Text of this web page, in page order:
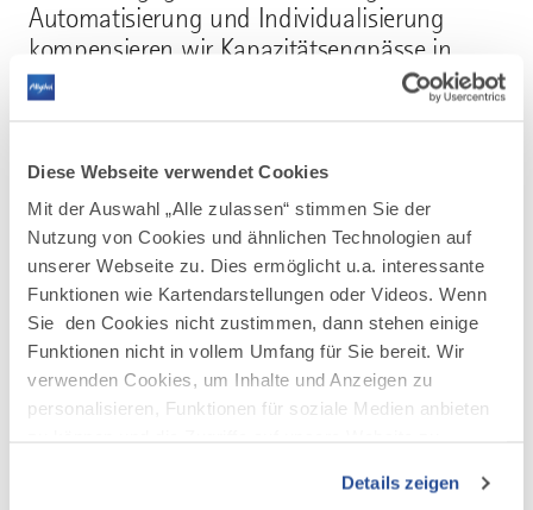
Diese Webseite verwendet Cookies
Mit der Auswahl „Alle zulassen“ stimmen Sie der
Nutzung von Cookies und ähnlichen Technologien auf
unserer Webseite zu. Dies ermöglicht u.a. interessante
Funktionen wie Kartendarstellungen oder Videos. Wenn
Sie den Cookies nicht zustimmen, dann stehen einige
Funktionen nicht in vollem Umfang für Sie bereit. Wir
verwenden Cookies, um Inhalte und Anzeigen zu
personalisieren, Funktionen für soziale Medien anbieten
Verwendung unserer Website an unsere Partner für
Details zeigen
Automatisierung und Individualisierung
kompensieren wir Kapazitätsengpässe in
kritischen Abteilungen.
HR-Exzellenz: Der Mensch im Mittelpunkt
Technologie ist nur die halbe Miete. Ein
wesentlicher Pfeiler unseres Konzepts ist die
Optimierung Ihres HR-Bereichs. Wir gestalten
Ihr Personalmanagement so modern und
attraktiv, dass Sie zum Magneten für Top-